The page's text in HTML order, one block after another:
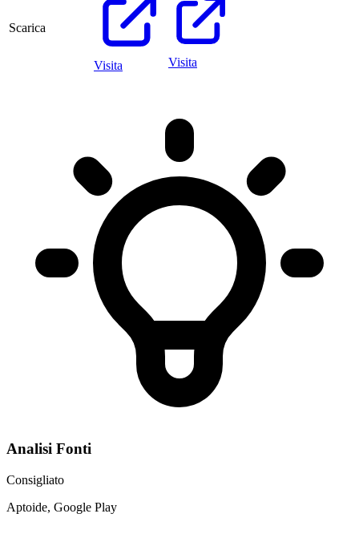
Scarica
Visita Visita
Analisi Fonti
Consigliato
Aptoide, Google Play